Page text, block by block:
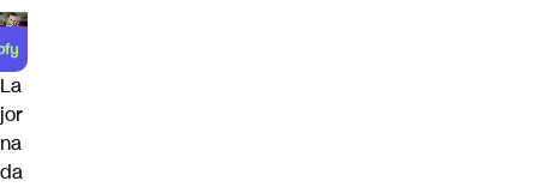
La
jor
na
da